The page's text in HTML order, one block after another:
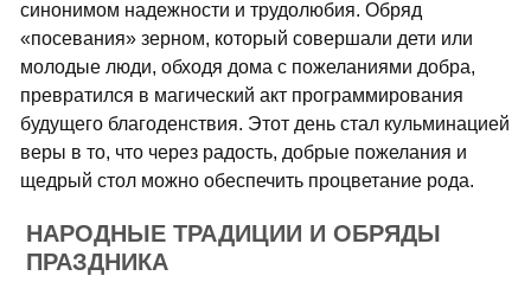
синонимом надежности и трудолюбия. Обряд
«посевания» зерном, который совершали дети или
молодые люди, обходя дома с пожеланиями добра,
превратился в магический акт программирования
будущего благоденствия. Этот день стал кульминацией
веры в то, что через радость, добрые пожелания и
щедрый стол можно обеспечить процветание рода.
НАРОДНЫЕ ТРАДИЦИИ И ОБРЯДЫ
ПРАЗДНИКА